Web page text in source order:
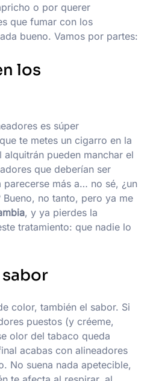
o por querer
que fumar con los
bueno. Vamos por partes:
los
es súper
te metes un cigarro en la
alquitrán pueden manchar el
que deberían ser
parecerse más a… no sé, ¿un
no tanto, pero ya me
, y ya pierdes la
tratamiento: que nadie lo
sabor
color, también el sabor. Si
puestos (y créeme,
olor del tabaco queda
acabas con alineadores
No suena nada apetecible,